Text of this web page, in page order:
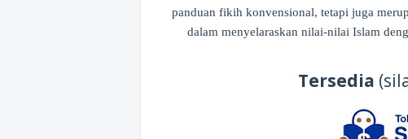
panduan fikih konvensional, tetapi juga
dalam menyelaraskan nilai-nilai Islam
Tersedia